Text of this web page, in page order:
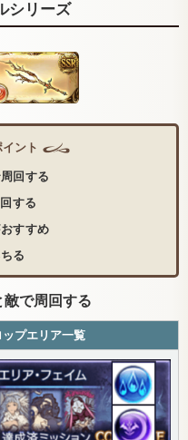
シリーズ
ント
回する
する
すすめ
る
で周回する
プエリア一覧